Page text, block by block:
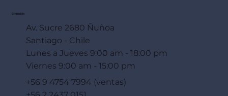
Dirección
Av. Sucre 2680 Ñuñoa
Santiago - Chile
Lunes a Jueves 9:00 am - 18:00 pm
Viernes 9:00 am - 15:00 pm
+56 9 4754 7994 (ventas)